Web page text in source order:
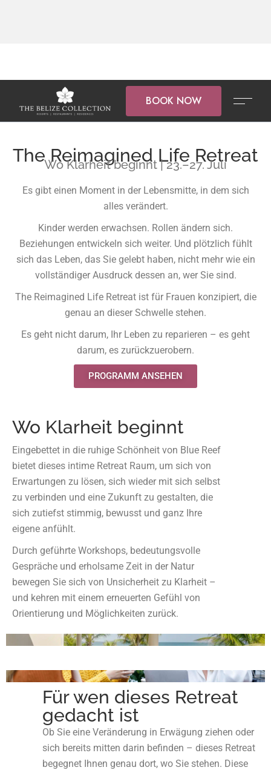
BOOK NOW
The Reimagined Life Retreat
Wo Klarheit beginnt | 23.–27. Juli
Es gibt einen Moment in der Lebensmitte, in dem sich
alles verändert.
Kinder werden erwachsen. Rollen ändern sich.
Beziehungen entwickeln sich weiter. Und plötzlich fühlt
sich das Leben, das Sie gelebt haben, nicht mehr wie ein
vollständiger Ausdruck dessen an, wer Sie sind.
The Reimagined Life Retreat ist für Frauen konzipiert, die
genau an dieser Schwelle stehen.
Es geht nicht darum, Ihr Leben zu reparieren – es geht
darum, es zurückzuerobern.
PROGRAMM ANSEHEN
Wo Klarheit beginnt
Eingebettet in die ruhige Schönheit von Blue Reef
bietet dieses intime Retreat Raum, um sich von
Erwartungen zu lösen, sich wieder mit sich selbst
zu verbinden und eine Zukunft zu gestalten, die
sich zutiefst stimmig, bewusst und ganz Ihre
eigene anfühlt.
Durch geführte Workshops, bedeutungsvolle
Gespräche und erholsame Zeit in der Natur
bewegen Sie sich von Unsicherheit zu Klarheit –
und kehren mit einem erneuerten Gefühl von
Orientierung und Möglichkeiten zurück.
Für wen dieses Retreat
gedacht ist
Ob Sie eine Veränderung in Erwägung ziehen oder
sich bereits mitten darin befinden – dieses Retreat
begegnet Ihnen genau dort, wo Sie stehen. Diese